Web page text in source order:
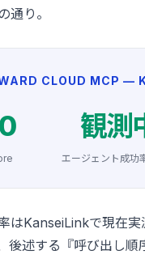
通り。
CLOUD MCP
観測
エージェント成功
はKanseiLinkで現在
後述する『呼び出し